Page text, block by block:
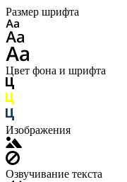
Размер шрифта
Цвет фона и шрифта
Изображения
Озвучивание текста